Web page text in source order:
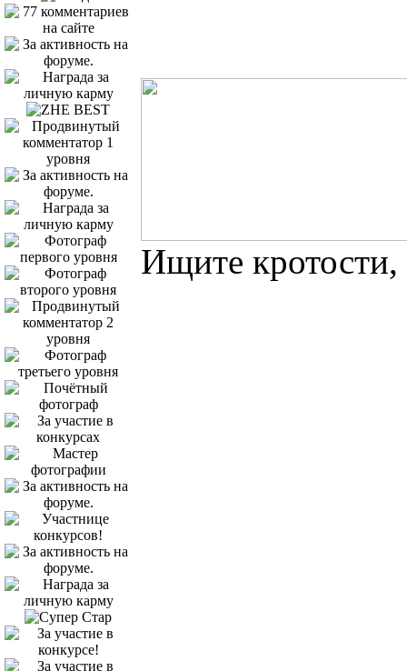
Ищите